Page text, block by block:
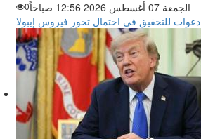
الجمعة 07 أغسطس 2026 12:56 صباحاً
0
دعوات للتحقيق في احتمال تحور فيروس إيبولا